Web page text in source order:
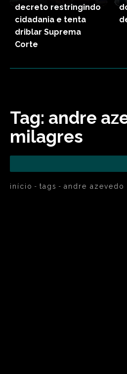
decreto restringindo
cidadania e tenta
driblar Suprema
Corte
Tag: andre
milagres
início tags andre azevedo